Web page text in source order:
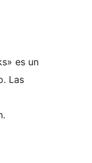
es un
Las